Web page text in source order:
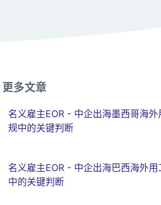
更多文章
名义雇主EOR - 中企出海墨西哥海外
规中的关键判断
名义雇主EOR - 中企出海巴西海外用
中的关键判断